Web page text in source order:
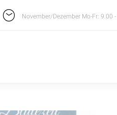
November/Dezember Mo-Fr: 9.00